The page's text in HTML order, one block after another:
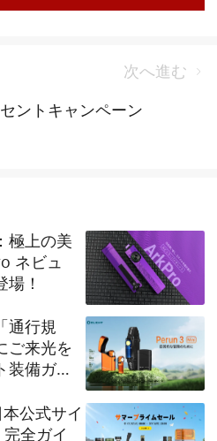
次へ進む
品リリース
ントキャンペーン
極上の美
ネビュ
！
通行規
ご来光を
装備ガイ
公式サイ
全ガイ